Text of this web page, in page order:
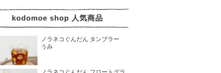
kodomoe shop 人気商品
ノラネコぐんだん タンブラー
うみ